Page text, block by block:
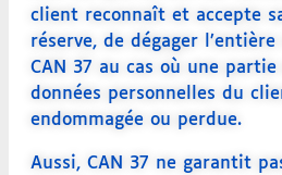
client reconnaît et accepte
réserve, de dégager
CAN 37 au cas où une
données personnelles du
endommagée ou perdue.
Aussi, CAN 37 ne garantit